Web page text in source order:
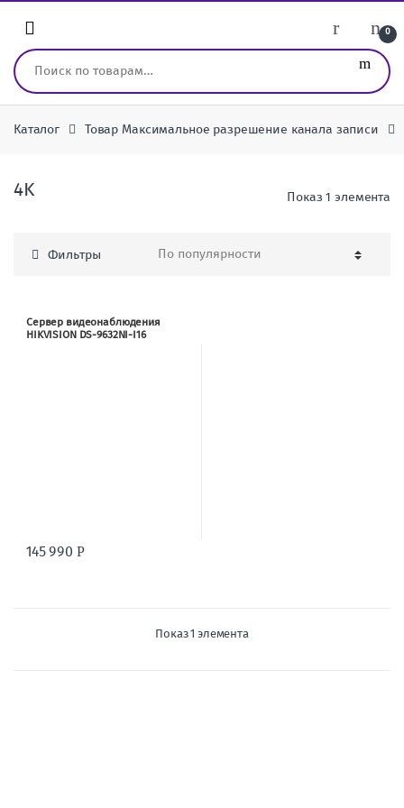
0
Искать:
Каталог Товар Максимальное разрешение канала записи
4K Показ 1 элемента
Фильтры
Сервер видеонаблюдения
HIKVISION DS-9632NI-I16
145 990 Р
Показ 1 элемента